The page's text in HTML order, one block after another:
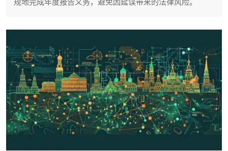
规地完成年度报告义务，避免因延误带来的法律风险。